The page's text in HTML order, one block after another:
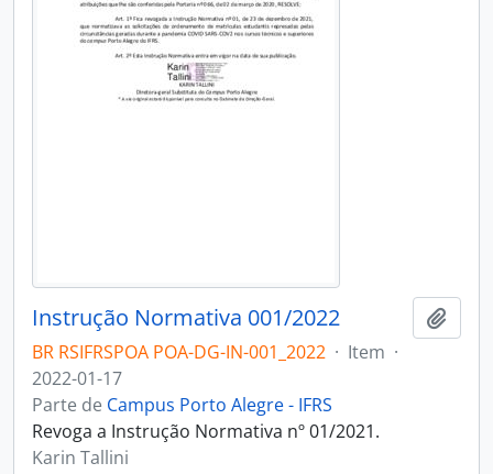
Instrução Normativa 001/2022
BR RSIFRSPOA POA-DG-IN-001_2022 · Item ·
2022-01-17
Parte de Campus Porto Alegre - IFRS
Revoga a Instrução Normativa nº 01/2021.
Karin Tallini